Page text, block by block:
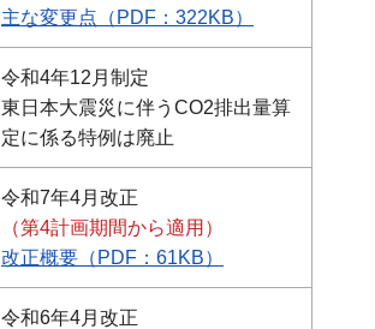
主な変更点（PDF：322KB）
令和4年12月制定
東日本大震災に伴うCO2排出量算
定に係る特例は廃止
令和7年4月改正
（第4計画期間から適用）
改正概要（PDF：61KB）
令和6年4月改正